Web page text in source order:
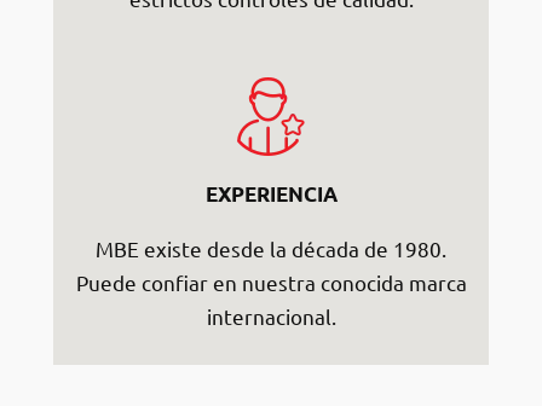
EXPERIENCIA
MBE existe desde la década de 1980.
Puede confiar en nuestra conocida marca
internacional.